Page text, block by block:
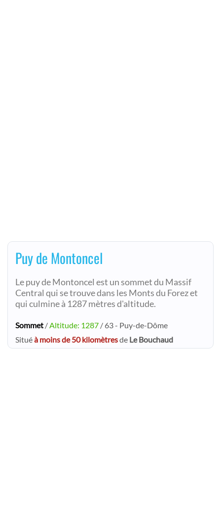
Puy de Montoncel
Le puy de Montoncel est un sommet du Massif
Central qui se trouve dans les Monts du Forez et
qui culmine à 1287 mètres d'altitude.
Sommet /Altitude: 1287 / 63 - Puy-de-Dôme
Situéà moins de 50 kilomètresde Le Bouchaud